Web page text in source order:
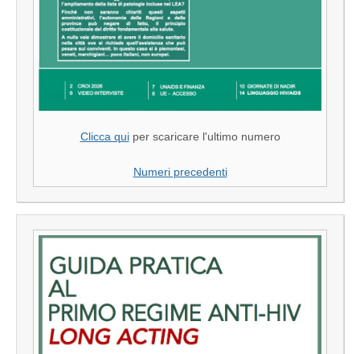
Clicca quiper scaricare l'ultimo numero
Numeri precedenti